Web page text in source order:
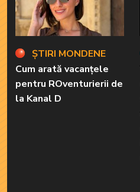
ȘTIRI MONDENE
Cum arată vacanțele
pentru ROventurierii de
la Kanal D